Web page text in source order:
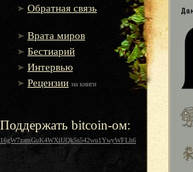
Обратная связь
Врата миров
Бестиарий
Интервью
Рецензии на книги
Поддержать bitcoin-ом:
16gW7zamGuK4WXiUQk5s542wu1YwyWFLh6